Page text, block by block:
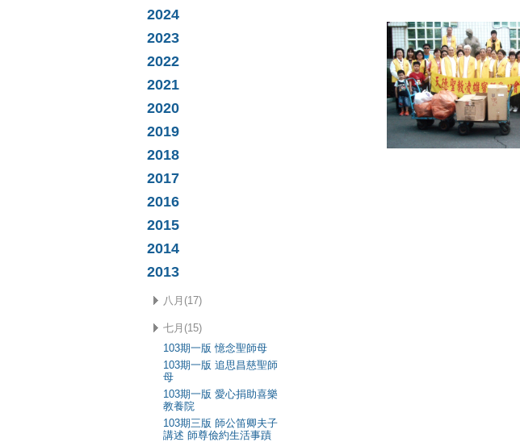
2024
2023
2022
2021
2020
2019
2018
2017
2016
2015
2014
2013
八月(17)
七月(15)
103期一版 憶念聖師母
103期一版 追思昌慈聖師
母
103期一版 愛心捐助喜樂
教養院
103期三版 師公笛卿夫子
講述 師尊儉約生活事蹟